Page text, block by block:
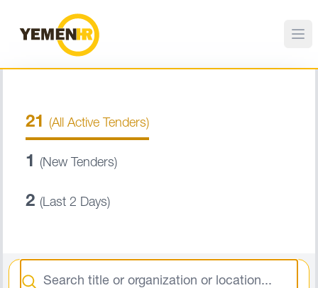
21 (All Active Tenders)
1 (New Tenders)
2 (Last 2 Days)